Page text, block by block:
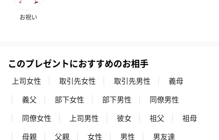
お祝い
このプレゼントにおすすめのお相手
上司女性 取引先女性 取引先男性
義母
義父
部下女性 部下男性
同僚男性
同僚女性
上司男性 彼女 祖父
祖母
母親
父親 女性 男性
男友達